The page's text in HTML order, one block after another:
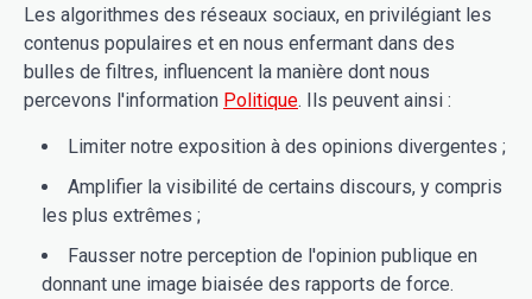
Les algorithmes des réseaux sociaux, en privilégiant les
contenus populaires et en nous enfermant dans des
bulles de filtres, influencent la manière dont nous
percevons l'information Politique. Ils peuvent ainsi :
Limiter notre exposition à des opinions divergentes ;
Amplifier la visibilité de certains discours, y compris
les plus extrêmes ;
Fausser notre perception de l'opinion publique en
donnant une image biaisée des rapports de force.